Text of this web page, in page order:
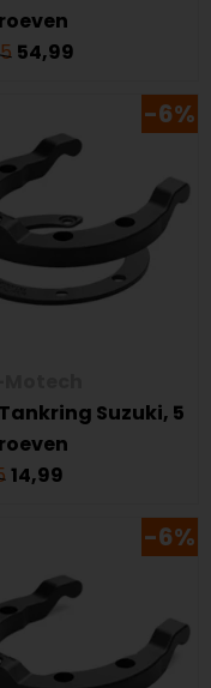
54,99
-6%
Suzuki, 5
14,99
-6%